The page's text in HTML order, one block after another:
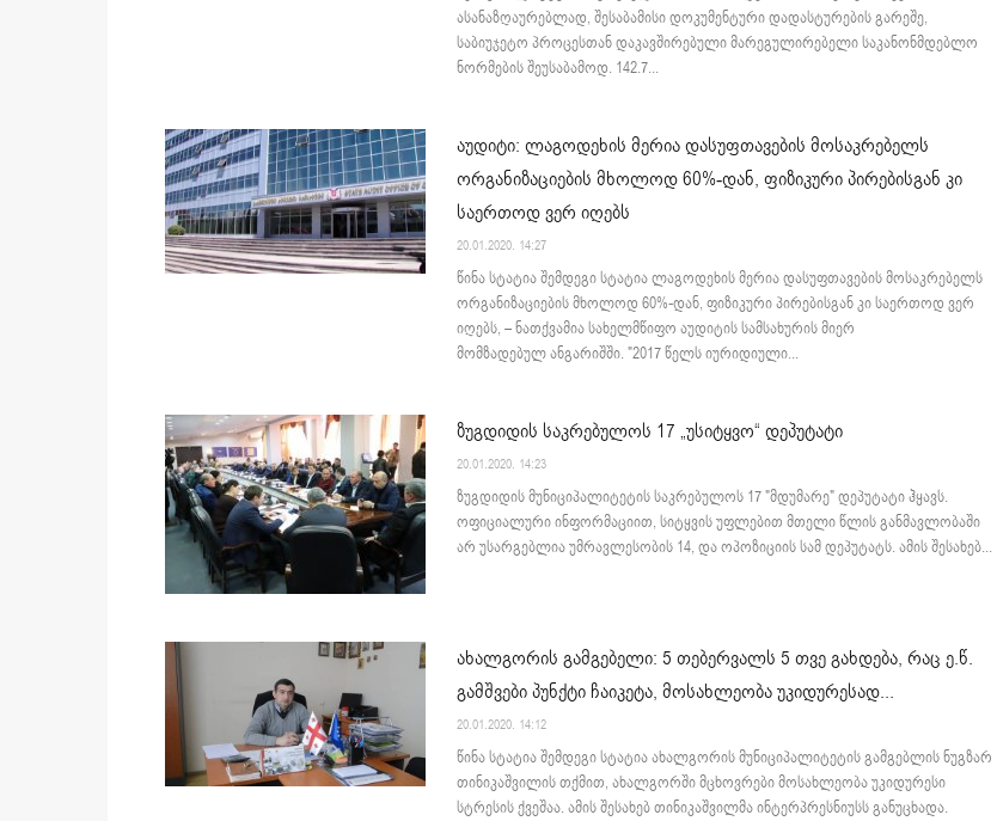
ასანაზღაურებლად, შესაბამისი დოკუმენტური დადასტურების გარეშე,
საბიუჯეტო პროცესთან დაკავშირებული მარეგულირებელი საკანონმდებლო
ნორმების შეუსაბამოდ. 142.7...
აუდიტი: ლაგოდეხის მერია დასუფთავების მოსაკრებელს
ორგანიზაციების მხოლოდ 60%-დან, ფიზიკური პირებისგან კი
საერთოდ ვერ იღებს
20.01.2020. 14:27
წინა სტატია შემდეგი სტატია ლაგოდეხის მერია დასუფთავების მოსაკრებელს
ორგანიზაციების მხოლოდ 60%-დან, ფიზიკური პირებისგან კი საერთოდ ვერ
იღებს, – ნათქვამია სახელმწიფო აუდიტის სამსახურის მიერ
მომზადებულ ანგარიშში. "2017 წელს იურიდიული...
ზუგდიდის საკრებულოს 17 „უსიტყვო“ დეპუტატი
20.01.2020. 14:23
ზუგდიდის მუნიციპალიტეტის საკრებულოს 17 "მდუმარე" დეპუტატი ჰყავს.
ოფიციალური ინფორმაციით, სიტყვის უფლებით მთელი წლის განმავლობაში
არ უსარგებლია უმრავლესობის 14, და ოპოზიციის სამ დეპუტატს. ამის შესახებ...
ახალგორის გამგებელი: 5 თებერვალს 5 თვე გახდება, რაც ე.წ.
გამშვები პუნქტი ჩაიკეტა, მოსახლეობა უკიდურესად...
20.01.2020. 14:12
წინა სტატია შემდეგი სტატია ახალგორის მუნიციპალიტეტის გამგებლის ნუგზარ
თინიკაშვილის თქმით, ახალგორში მცხოვრები მოსახლეობა უკიდურესი
სტრესის ქვეშაა. ამის შესახებ თინიკაშვილმა ინტერპრესნიუსს განუცხადა.